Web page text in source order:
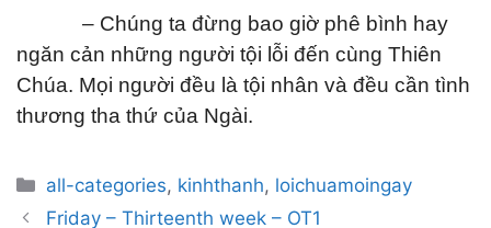
– Chúng ta đừng bao giờ phê bình hay
ngăn cản những người tội lỗi đến cùng Thiên
Chúa. Mọi người đều là tội nhân và đều cần tình
thương tha thứ của Ngài.
Categories
all-categories, kinhthanh, loichuamoingay
PostFriday – Thirteenth week – OT1